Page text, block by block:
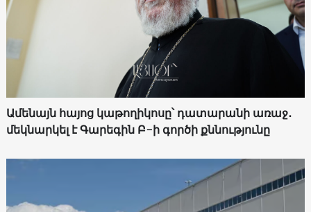
Ամենայն հայոց կաթողիկոսը՝ դատարանի առաջ․
մեկնարկել է Գարեգին Բ-ի գործի քննությունը